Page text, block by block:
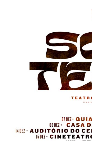
Estatuto Editorial
Cultura